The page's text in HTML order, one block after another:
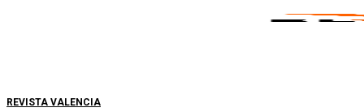
REVISTA VALENCIA